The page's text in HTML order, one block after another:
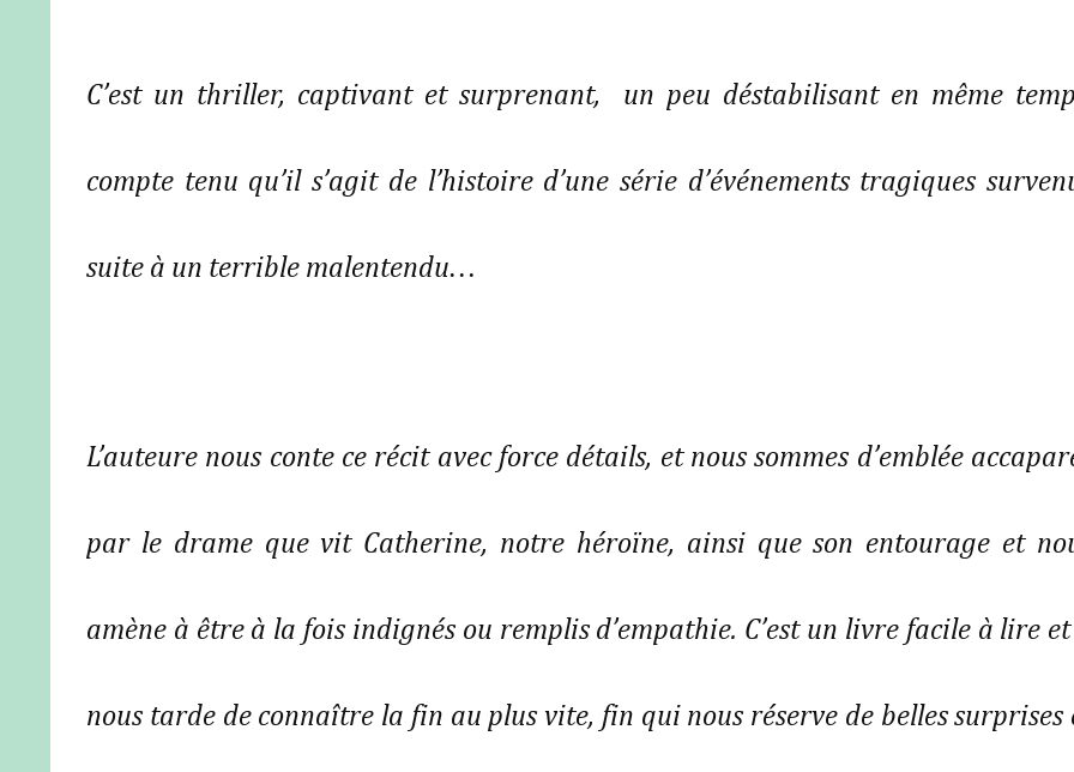
C’est un thriller, captivant et surprenant, un peu déstabilisant en même
compte tenu qu’il s’agit de l’histoire d’une série d’événements tragiques
suite à un terrible malentendu…
L’auteure nous conte ce récit avec force détails, et nous sommes d’emblée
par le drame que vit Catherine, notre héroïne, ainsi que son entourage et
amène à être à la fois indignés ou remplis d’empathie. C’est un livre facile à lire
nous tarde de connaître la fin au plus vite, fin qui nous réserve de belles surprises